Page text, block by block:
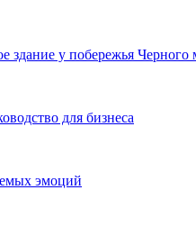
здание у побережья Черного
для бизнеса
эмоций